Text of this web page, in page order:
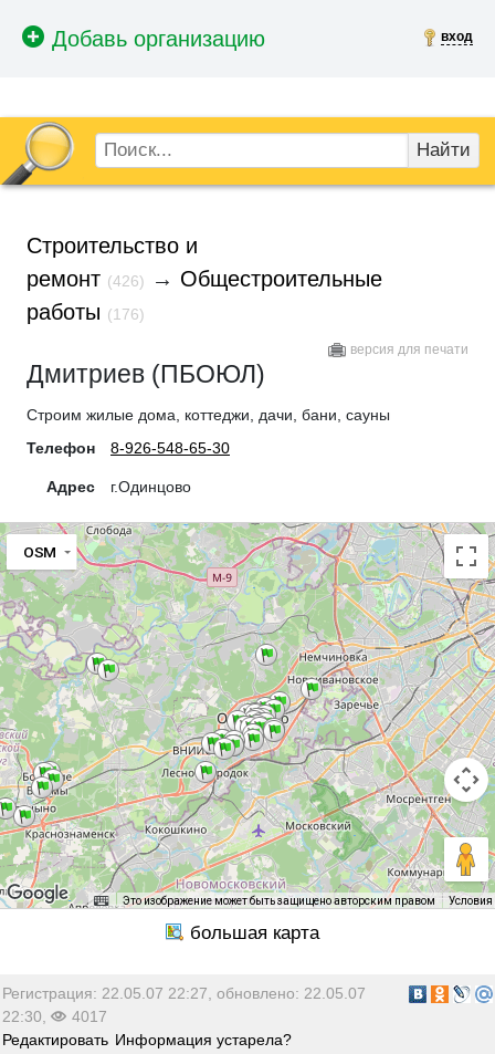
вход
Найти
Строительство и
ремонт (426) → Общестроительные
работы (176)
версия для печати
Дмитриев (ПБОЮЛ)
Строим жилые дома, коттеджи, дачи, бани, сауны
Телефон
8-926-548-65-30
Адрес г.Одинцово
OSM
Это изображение может быть защищено авторским правом Условия
Регистрация: 22.05.07 22:27, обновлено: 22.05.07
22:30,
4017
Редактировать Информация устарела?